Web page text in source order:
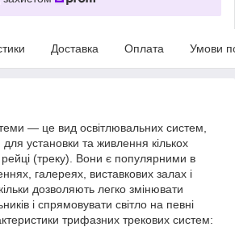
Доставка Оплата Умови
— це вид освітлювальних систем,
для установки та живлення кількох
рейці (треку). Вони є популярними в
галереях, виставкових залах і
дозволяють легко змінювати
і спрямовувати світло на певні
трифазних трекових систем: